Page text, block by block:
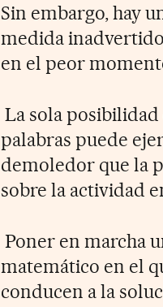
Sin embargo, hay
medida
en el peor
La sola
palabras puede
demoledor que la
sobre la actividad
Poner en marcha
matemático en el
conducen a la